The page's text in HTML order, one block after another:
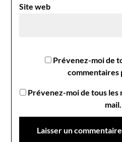
Site web
Prévenez-moi de
commentaires
Prévenez-moi de tous
mail.